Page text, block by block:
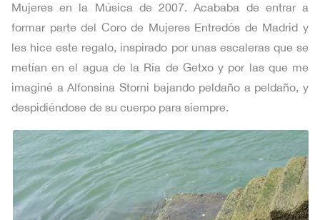
Mujeres en la Música de 2007. Acababa de entrar a
formar parte del Coro de Mujeres Entredós de Madrid y
les hice este regalo, inspirado por unas escaleras que se
metían en el agua de la Ría de Getxo y por las que me
imaginé a Alfonsina Storni bajando peldaño a peldaño, y
despidiéndose de su cuerpo para siempre.